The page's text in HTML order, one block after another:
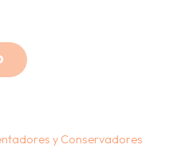
y Conservadores